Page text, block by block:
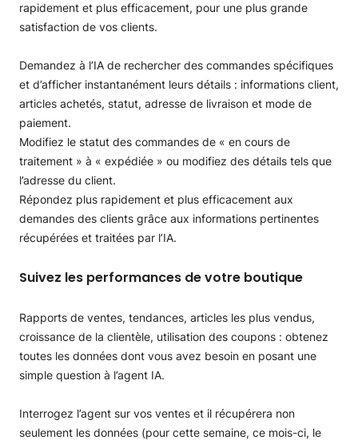
rapidement et plus efficacement, pour une plus grande
satisfaction de vos clients.
Demandez à l’IA de rechercher des commandes spécifiques
et d’afficher instantanément leurs détails : informations client,
articles achetés, statut, adresse de livraison et mode de
paiement.
Modifiez le statut des commandes de « en cours de
traitement » à « expédiée » ou modifiez des détails tels que
l’adresse du client.
Répondez plus rapidement et plus efficacement aux
demandes des clients grâce aux informations pertinentes
récupérées et traitées par l’IA.
Suivez les performances de votre boutique
Rapports de ventes, tendances, articles les plus vendus,
croissance de la clientèle, utilisation des coupons : obtenez
toutes les données dont vous avez besoin en posant une
simple question à l’agent IA.
Interrogez l’agent sur vos ventes et il récupérera non
seulement les données (pour cette semaine, ce mois-ci, le